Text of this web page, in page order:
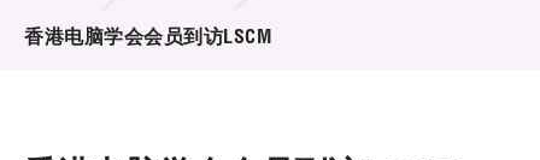
香港电脑学会会员到访LSCM